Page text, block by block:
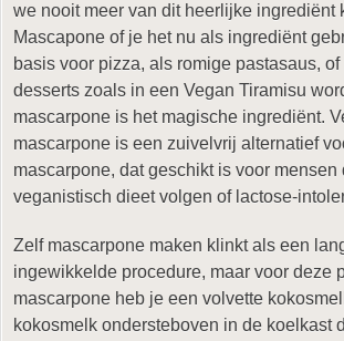
we nooit meer van dit heerlijke ingrediënt
Mascapone of je het nu als ingrediënt
basis voor pizza, als romige pastasaus,
desserts zoals in een Vegan Tiramisu
mascarpone is het magische ingrediënt.
mascarpone is een zuivelvrij alternatief
mascarpone, dat geschikt is voor mensen
veganistisch dieet volgen of lactose-
Zelf mascarpone maken klinkt als een
ingewikkelde procedure, maar voor deze
mascarpone heb je een volvette
kokosmelk ondersteboven in de koelkast